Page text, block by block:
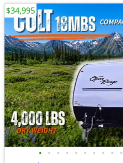
• • • • • • • • • •
$34,995